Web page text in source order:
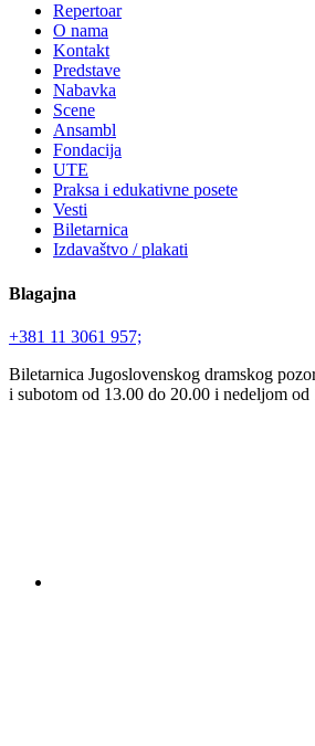
Repertoar
O nama
Kontakt
Predstave
Nabavka
Scene
Ansambl
Fondacija
UTE
Praksa i edukativne posete
Vesti
Biletarnica
Izdavaštvo / plakati
Blagajna
+381 11 3061 957;
Biletarnica Jugoslovenskog dramskog
i subotom od 13.00 do 20.00 i nedeljom od